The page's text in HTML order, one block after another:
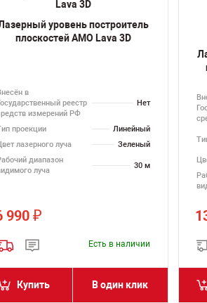
уровень построитель
плоскостей AMO Lava 3D
в
реестр
измерений РФ
Нет
проекции
Линейный
лазерного луча
Зеленый
диапазон
луча
30 м
990 ₽
Есть в наличии
Купить В один клик